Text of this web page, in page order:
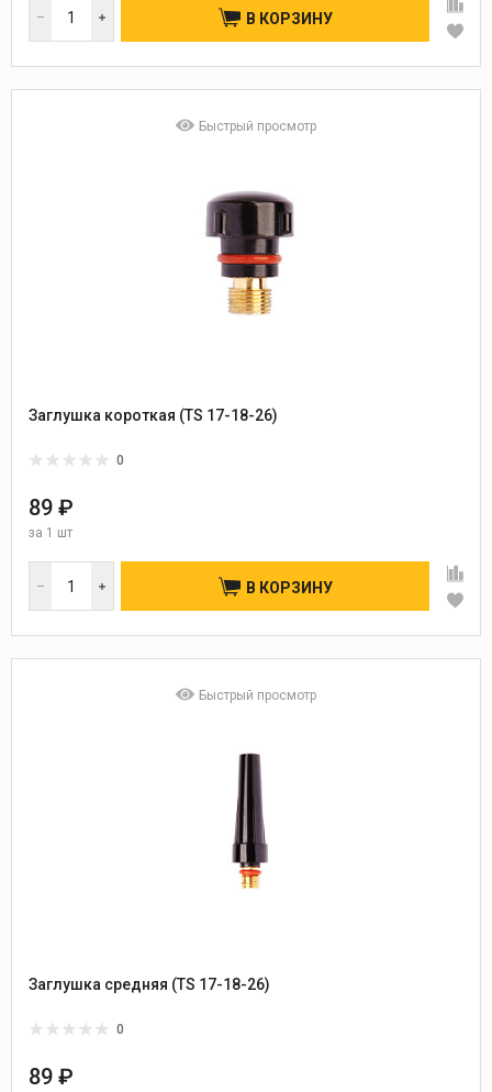
В КОРЗИНУ
Быстрый просмотр
Заглушка короткая (TS 17-18-26)
0
89 ₽
за 1 шт
В КОРЗИНУ
Быстрый просмотр
Заглушка средняя (TS 17-18-26)
0
89 ₽